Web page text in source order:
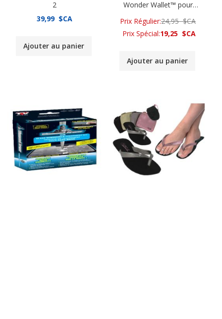
2
39,99 $CA
Ajouter au panier
Wonder Wallet™ pour
Prix Spécial 19,25 $CA
Prix Régulier24,95 $CA
Ajouter au panier